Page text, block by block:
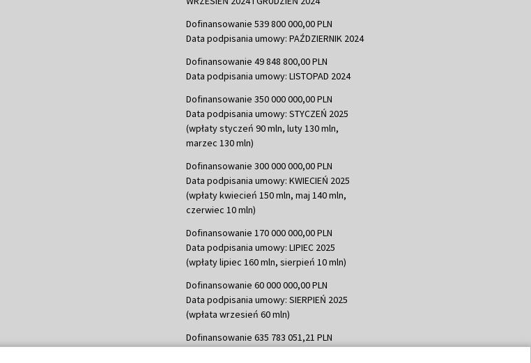
Dofinansowanie 539 800 000,00 PLN
Data podpisania umowy: PAŹDZIERNIK 2024
Dofinansowanie 49 848 800,00 PLN
Data podpisania umowy: LISTOPAD 2024
Dofinansowanie 350 000 000,00 PLN
Data podpisania umowy: STYCZEŃ 2025
(wpłaty styczeń 90 mln, luty 130 mln,
marzec 130 mln)
Dofinansowanie 300 000 000,00 PLN
Data podpisania umowy: KWIECIEŃ 2025
(wpłaty kwiecień 150 mln, maj 140 mln,
czerwiec 10 mln)
Dofinansowanie 170 000 000,00 PLN
Data podpisania umowy: LIPIEC 2025
(wpłaty lipiec 160 mln, sierpień 10 mln)
Dofinansowanie 60 000 000,00 PLN
Data podpisania umowy: SIERPIEŃ 2025
(wpłata wrzesień 60 mln)
Dofinansowanie 635 783 051,21 PLN